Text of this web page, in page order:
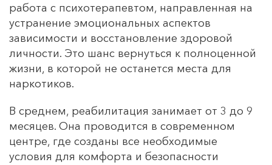
работа с психотерапевтом, направленная на
устранение эмоциональных аспектов
зависимости и восстановление здоровой
личности. Это шанс вернуться к полноценной
жизни, в которой не останется места для
наркотиков.
В среднем, реабилитация занимает от 3 до 9
месяцев. Она проводится в современном
центре, где созданы все необходимые
условия для комфорта и безопасности